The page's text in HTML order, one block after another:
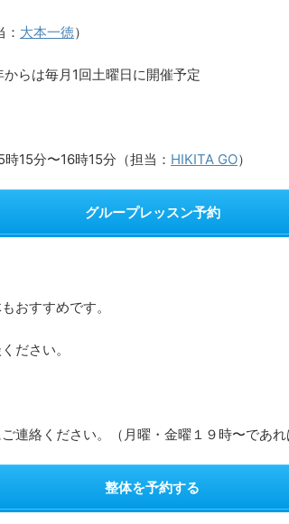
大本一徳）
らは毎月1回土曜日に開催予定
15分〜16時15分（担当： HIKITA GO）
グループレッスン予約
おすすめです。
ださい。
連絡ください。（月曜・金曜１９時〜であ
整体を予約する